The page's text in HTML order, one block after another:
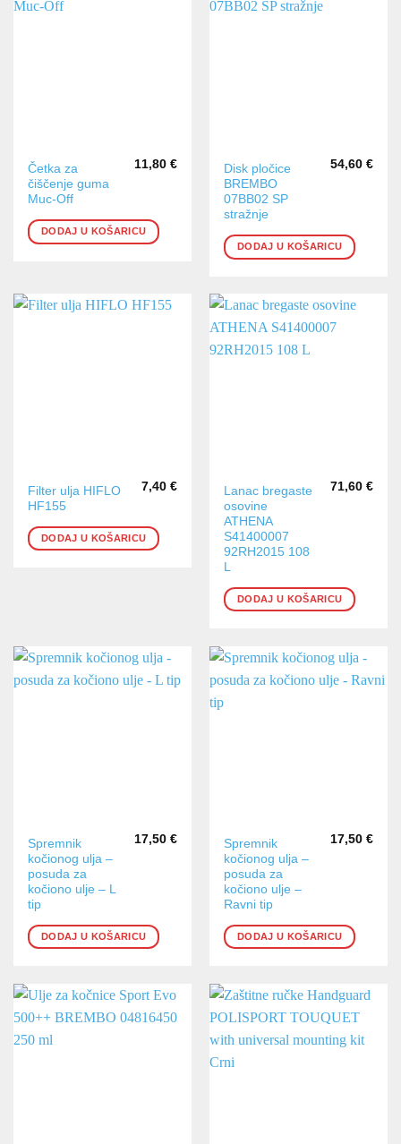
Četka za
čiščenje guma
Muc-Off
11,80 €
DODAJ U KOŠARICU
Disk pločice
BREMBO
07BB02 SP
stražnje
54,60 €
DODAJ U KOŠARICU
Filter ulja HIFLO
HF155
7,40 €
DODAJ U KOŠARICU
Lanac bregaste
osovine
ATHENA
S41400007
92RH2015 108
71,60 €
DODAJ U KOŠARICU
Spremnik
kočionog ulja –
posuda za
kočiono ulje – L
tip
17,50 €
DODAJ U KOŠARICU
Spremnik
kočionog ulja –
posuda za
kočiono ulje –
Ravni tip
17,50 €
DODAJ U KOŠARICU